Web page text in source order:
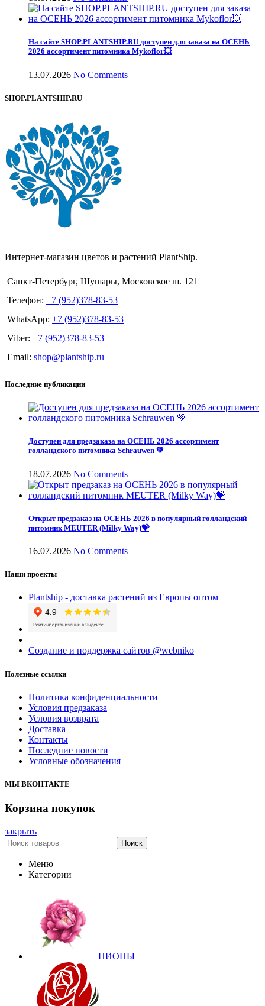
На сайте SHOP.PLANTSHIP.RU доступен для заказа на ОСЕНЬ
2026 ассортимент питомника Mykoflor💥
13.07.2026 No Comments
SHOP.PLANTSHIP.RU
Интернет-магазин цветов и растений PlantShip.
Санкт-Петербург, Шушары, Московское ш. 121
Телефон: +7 (952)378-83-53
WhatsApp: +7 (952)378-83-53
Viber: +7 (952)378-83-53
Email: shop@plantship.ru
Последние публикации
Доступен для предзаказа на ОСЕНЬ 2026 ассортимент
голландского питомника Schrauwen 💚
18.07.2026 No Comments
Открыт предзаказ на ОСЕНЬ 2026 в популярный голландский
питомник MEUTER (Milky Way)💝
16.07.2026 No Comments
Наши проекты
Plantship - доставка растений из Европы оптом
Создание и поддержка сайтов @webniko
Полезные ссылки
Политика конфиденциальности
Условия предзаказа
Условия возврата
Доставка
Контакты
Последние новости
Условные обозначения
МЫ ВКОНТАКТЕ
Корзина покупок
закрыть
Поиск
Меню
Категории
ПИОНЫ